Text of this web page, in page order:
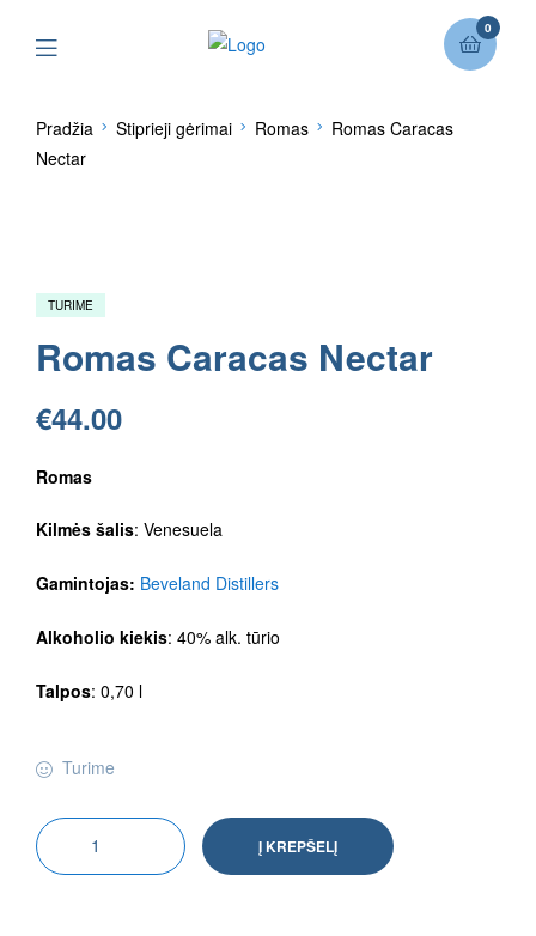
0
Pradžia Stiprieji gėrimai Romas
Romas Caracas
Nectar
TURIME
Romas Caracas Nectar
€44.00
Romas
Kilmės šalis: Venesuela
Gamintojas: Beveland Distillers
Alkoholio kiekis: 40% alk. tūrio
Talpos: 0,70 l
Turime
Į KREPŠELĮ